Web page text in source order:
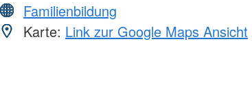
Familienbildung
Karte: Link zur Google Maps Ansicht